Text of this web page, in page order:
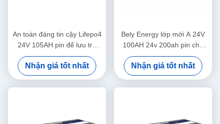
An toàn đáng tin cậy Lifepo4
24V 105AH pin để lưu trữ
năng lượng Hệ thống năng
lượng mặt trời Hải quân
Nhận giá tốt nhất
Bely Energy lớp mới A 24V
100AH 24v 200ah pin cho
nguồn cung cấp năng lượng
xe tải
Nhận giá tốt nhất